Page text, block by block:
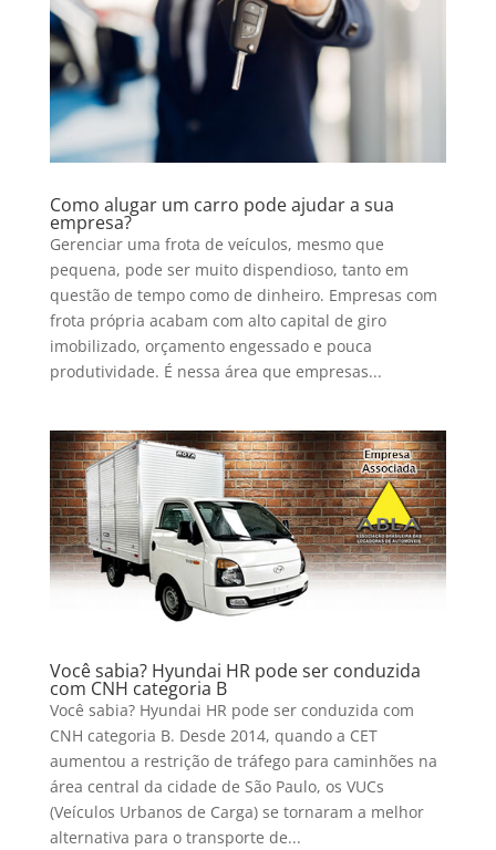
Como alugar um carro pode ajudar a sua
empresa?
Gerenciar uma frota de veículos, mesmo que
pequena, pode ser muito dispendioso, tanto em
questão de tempo como de dinheiro. Empresas com
frota própria acabam com alto capital de giro
imobilizado, orçamento engessado e pouca
produtividade. É nessa área que empresas...
Você sabia? Hyundai HR pode ser conduzida
com CNH categoria B
Você sabia? Hyundai HR pode ser conduzida com
CNH categoria B. Desde 2014, quando a CET
aumentou a restrição de tráfego para caminhões na
área central da cidade de São Paulo, os VUCs
(Veículos Urbanos de Carga) se tornaram a melhor
alternativa para o transporte de...